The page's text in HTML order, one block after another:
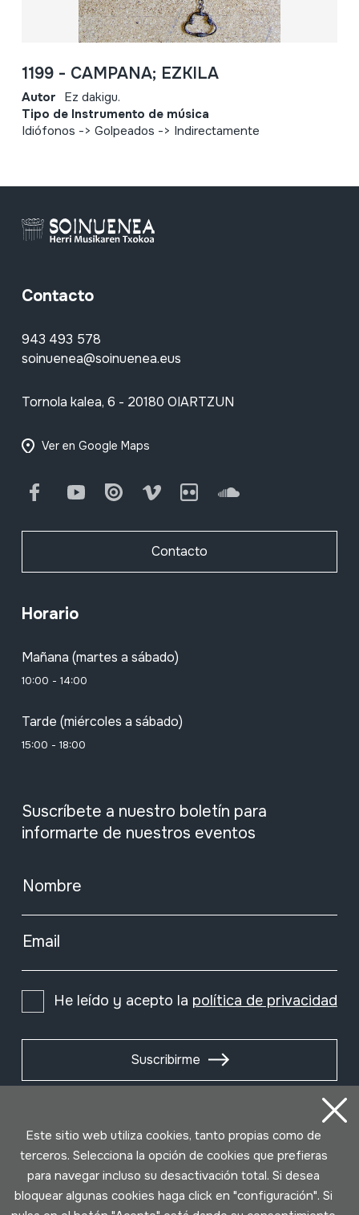
1199 - CAMPANA; EZKILA
Autor Ez dakigu.
Tipo de Instrumento de música
Idiófonos -> Golpeados -> Indirectamente
Contacto
943 493 578
soinuenea@soinuenea.eus
Tornola kalea, 6 - 20180 OIARTZUN
Ver en Google Maps
FacebookYoutube Issuu Vimeo Flickr SoundCloud
Contacto
Horario
Mañana (martes a sábado)
10:00 - 14:00
Tarde (miércoles a sábado)
15:00 - 18:00
Suscríbete a nuestro boletín para
informarte de nuestros eventos
Nombre
Email
He leído y acepto la política de privacidad
Suscribirme
Este sitio web utiliza cookies, tanto propias como de
terceros. Selecciona la opción de cookies que prefieras
para navegar incluso su desactivación total. Si desea
bloquear algunas cookies haga click en "configuración". Si